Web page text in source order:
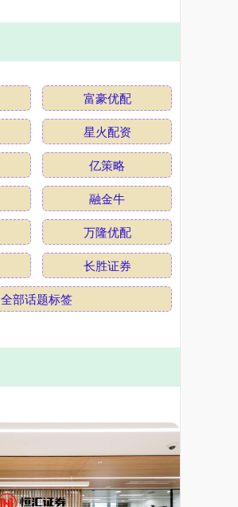
富豪优配
星火配资
亿策略
融金牛
万隆优配
长胜证券
全部话题标签